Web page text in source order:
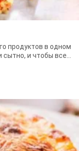
продуктов в одном
сытно, и чтобы все